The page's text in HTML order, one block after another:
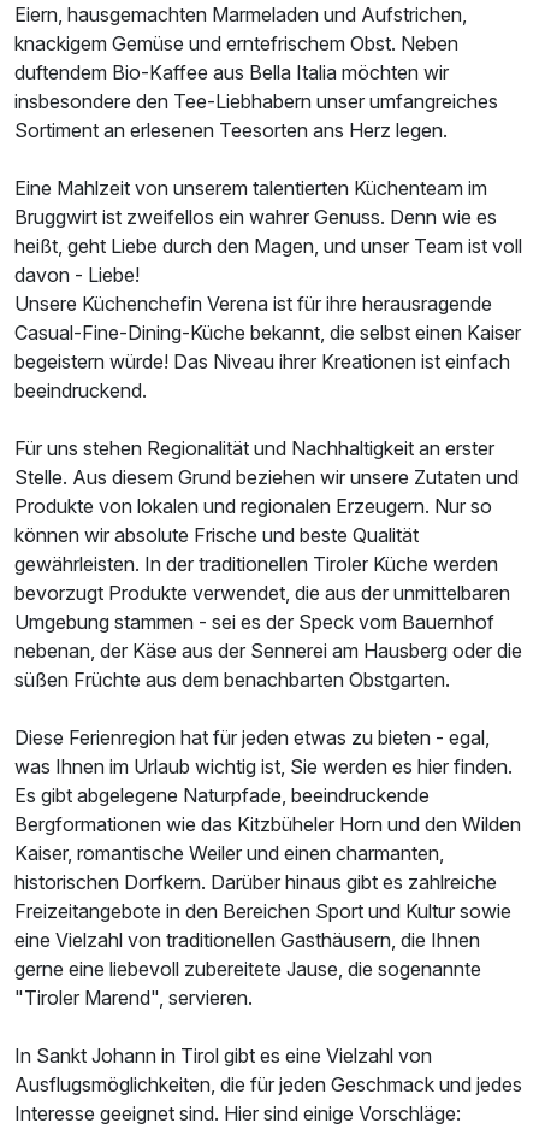
Ausstattung
Für 3 Tage p.P. ab 115,00 €
Eiern, hausgemachten Marmeladen und Aufstrichen,
knackigem Gemüse und erntefrischem Obst. Neben
duftendem Bio-Kaffee aus Bella Italia möchten wir
insbesondere den Tee-Liebhabern unser umfangreiches
Sortiment an erlesenen Teesorten ans Herz legen.
Eine Mahlzeit von unserem talentierten Küchenteam im
Bruggwirt ist zweifellos ein wahrer Genuss. Denn wie es
heißt, geht Liebe durch den Magen, und unser Team ist voll
davon - Liebe!
Unsere Küchenchefin Verena ist für ihre herausragende
Casual-Fine-Dining-Küche bekannt, die selbst einen Kaiser
begeistern würde! Das Niveau ihrer Kreationen ist einfach
beeindruckend.
Für uns stehen Regionalität und Nachhaltigkeit an erster
Stelle. Aus diesem Grund beziehen wir unsere Zutaten und
Produkte von lokalen und regionalen Erzeugern. Nur so
können wir absolute Frische und beste Qualität
gewährleisten. In der traditionellen Tiroler Küche werden
bevorzugt Produkte verwendet, die aus der unmittelbaren
Umgebung stammen - sei es der Speck vom Bauernhof
nebenan, der Käse aus der Sennerei am Hausberg oder die
süßen Früchte aus dem benachbarten Obstgarten.
Diese Ferienregion hat für jeden etwas zu bieten - egal,
was Ihnen im Urlaub wichtig ist, Sie werden es hier finden.
Es gibt abgelegene Naturpfade, beeindruckende
Bergformationen wie das Kitzbüheler Horn und den Wilden
Kaiser, romantische Weiler und einen charmanten,
historischen Dorfkern. Darüber hinaus gibt es zahlreiche
Freizeitangebote in den Bereichen Sport und Kultur sowie
eine Vielzahl von traditionellen Gasthäusern, die Ihnen
gerne eine liebevoll zubereitete Jause, die sogenannte
"Tiroler Marend", servieren.
In Sankt Johann in Tirol gibt es eine Vielzahl von
Ausflugsmöglichkeiten, die für jeden Geschmack und jedes
Interesse geeignet sind. Hier sind einige Vorschläge: